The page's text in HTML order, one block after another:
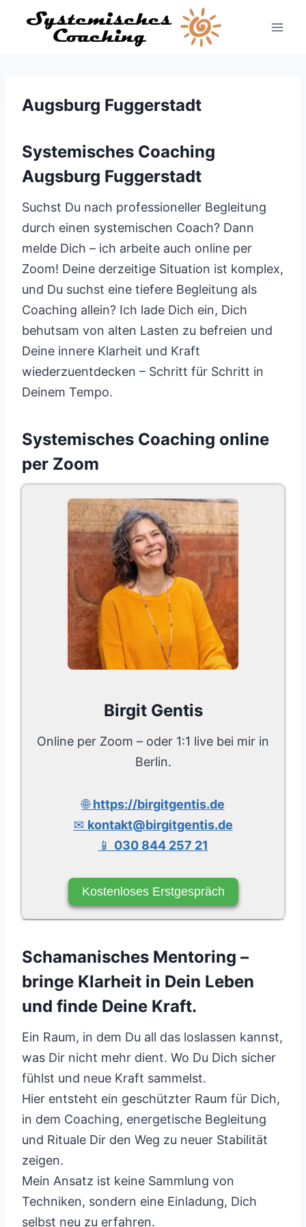
Inhalt
Augsburg Fuggerstadt
Systemisches Coaching
Augsburg Fuggerstadt
Suchst Du nach professioneller Begleitung
durch einen systemischen Coach? Dann
melde Dich – ich arbeite auch online per
Zoom! Deine derzeitige Situation ist komplex,
und Du suchst eine tiefere Begleitung als
Coaching allein? Ich lade Dich ein, Dich
behutsam von alten Lasten zu befreien und
Deine innere Klarheit und Kraft
wiederzuentdecken – Schritt für Schritt in
Deinem Tempo.
Systemisches Coaching online
per Zoom
Birgit Gentis
Online per Zoom – oder 1:1 live bei mir in
Berlin.
🌐https://birgitgentis.de
✉ kontakt@birgitgentis.de
📱 030 844 257 21
Kostenloses Erstgespräch
Schamanisches Mentoring –
bringe Klarheit in Dein Leben
und finde Deine Kraft.
Ein Raum, in dem Du all das loslassen kannst,
was Dir nicht mehr dient. Wo Du Dich sicher
fühlst und neue Kraft sammelst.
Hier entsteht ein geschützter Raum für Dich,
in dem Coaching, energetische Begleitung
und Rituale Dir den Weg zu neuer Stabilität
zeigen.
Mein Ansatz ist keine Sammlung von
Techniken, sondern eine Einladung, Dich
selbst neu zu erfahren.